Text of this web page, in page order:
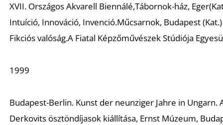
XVII. Országos Akvarell Biennálé,Tábornok-ház,
Intuíció, Innováció, Invenció.Műcsarnok, Budapest (Kat.)
Fikciós valóság.A Fiatal Képzőművészek Stúdiója
1999
Budapest-Berlin. Kunst der neunziger Jahre in Ungarn.
Derkovits ösztöndíjasok kiállítása, Ernst Múzeum,